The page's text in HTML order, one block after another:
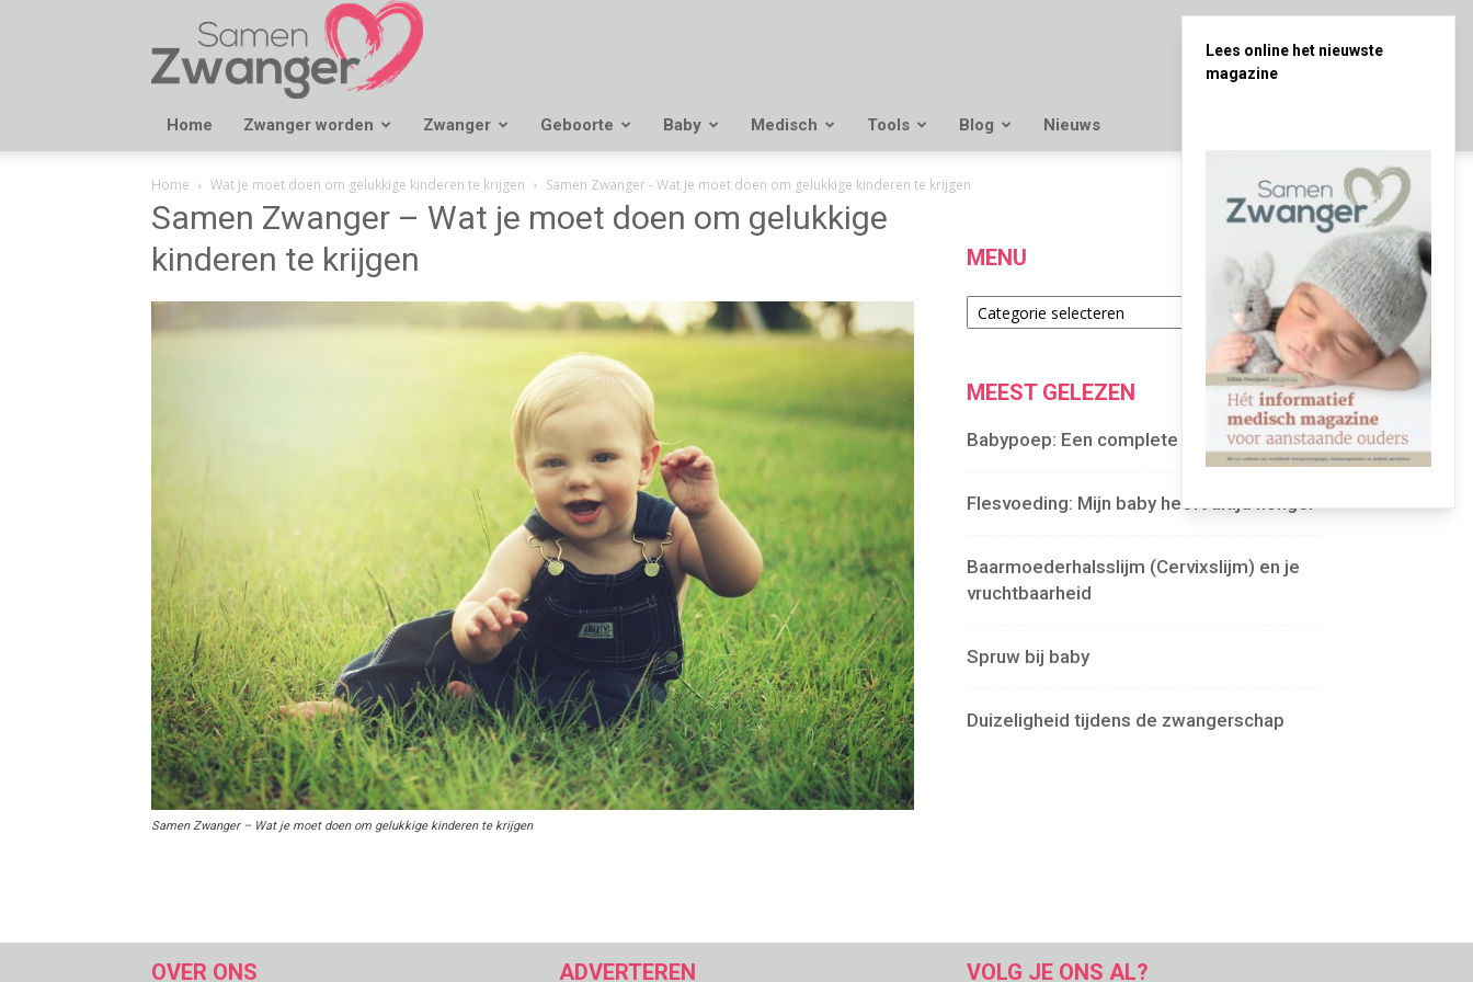
Samen
Zwanger
Home Zwanger worden Zwanger Geboorte Baby Medisch Tools Blog Nieuws
Home Wat je moet doen om gelukkige kinderen te krijgen Samen Zwanger - Wat je moet doen om gelukkige kinderen te krijgen
Samen Zwanger – Wat je moet doen om gelukkige
kinderen te krijgen
Samen Zwanger – Wat je moet doen om gelukkige kinderen te krijgen
MENU
Menu
MEEST GELEZEN
Babypoep: Een complete gids
Flesvoeding: Mijn baby heeft altijd honger
Baarmoederhalsslijm (Cervixslijm) en je
vruchtbaarheid
Spruw bij baby
Duizeligheid tijdens de zwangerschap
OVER ONS ADVERTEREN VOLG JE ONS AL?
Lees online het nieuwste
magazine